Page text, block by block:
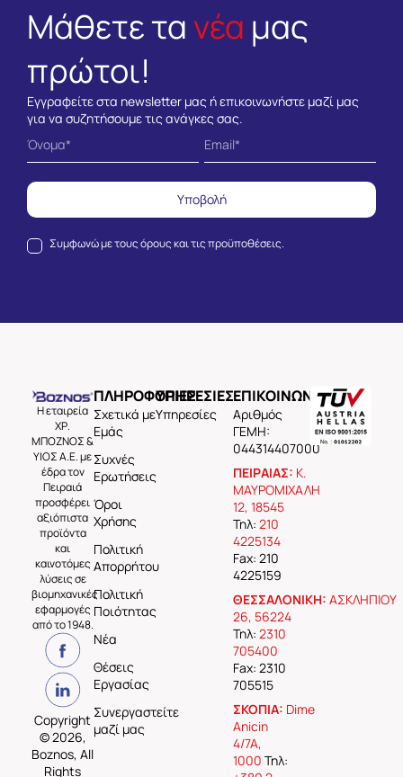
Μάθετε τα νέα μας
πρώτοι!
Εγγραφείτε στα newsletter μας ή επικοινωνήστε μαζί μας
για να συζητήσουμε τις ανάγκες σας.
Συμφωνώ με τουςόρους και τις προϋποθέσεις.
Υποβολή
Η εταιρεία
ΧΡ.
ΜΠΟΖΝΟΣ &
ΥΙΟΣ Α.Ε. με
έδρα τον
Πειραιά
προσφέρει
αξιόπιστα
προϊόντα
και
καινοτόμες
λύσεις σε
βιομηχανικές
εφαρμογές
από το 1948.
Copyright
© 2026,
Boznos, All
Rights
ΠΛΗΡΟΦΟΡΙΕΣ
Σχετικά με
Εμάς
Συχνές
Ερωτήσεις
Όροι
Χρήσης
Πολιτική
Απορρήτου
Πολιτική
Ποιότητας
Νέα
Θέσεις
Εργασίας
Συνεργαστείτε
μαζί μας
ΥΠΗΡΕΣΙΕΣ
Υπηρεσίες
ΕΠΙΚΟΙΝΩΝΙΑ
Aριθμός
ΓΕΜΗ:
044314407000
ΠΕΙΡΑΙΑΣ: Κ.
ΜΑΥΡΟΜΙΧΑΛΗ
12, 18545
Τηλ: 210
4225134
Fax: 210
4225159
ΘΕΣΣΑΛΟΝΙΚΗ: ΑΣΚΛΗΠΙΟΥ
26, 56224
Τηλ: 2310
705400
Fax: 2310
705515
ΣΚΟΠΙΑ: Dime
Anicin
4/7A,
1000 Τηλ: